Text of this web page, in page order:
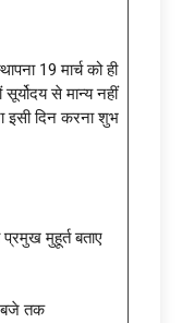
19 मार्च को ही
से मान्य नहीं
इसी दिन करना शुभ
मुहूर्त बताए
बजे तक